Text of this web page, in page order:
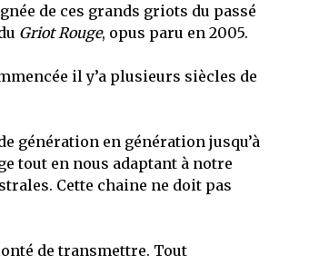
de ces grands griots du passé
Griot Rouge, opus paru en 2005.
il y’a plusieurs siècles de
génération en génération jusqu’à
tout en nous adaptant à notre
Cette chaine ne doit pas
de transmettre. Tout